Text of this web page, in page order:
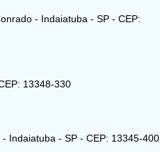
- Indaiatuba - SP - CEP:
13348-330
Indaiatuba - SP - CEP: 13345-400